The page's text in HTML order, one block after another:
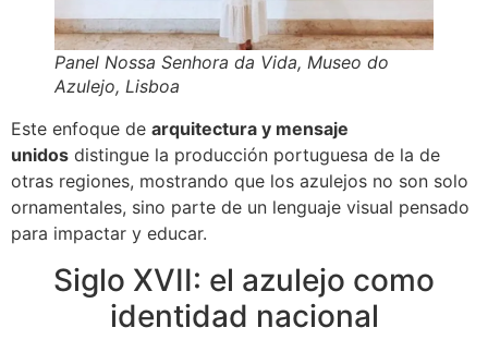
Panel Nossa Senhora da Vida, Museo do
Azulejo, Lisboa
Este enfoque de arquitectura y mensaje
unidos distingue la producción portuguesa de la de
otras regiones, mostrando que los azulejos no son solo
ornamentales, sino parte de un lenguaje visual pensado
para impactar y educar.
Siglo XVII: el azulejo como
identidad nacional